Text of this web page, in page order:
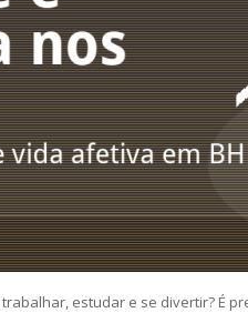
estudar e se divertir? É